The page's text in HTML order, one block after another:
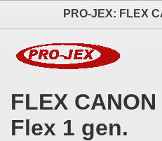
FLEX
Flex 1 gen.